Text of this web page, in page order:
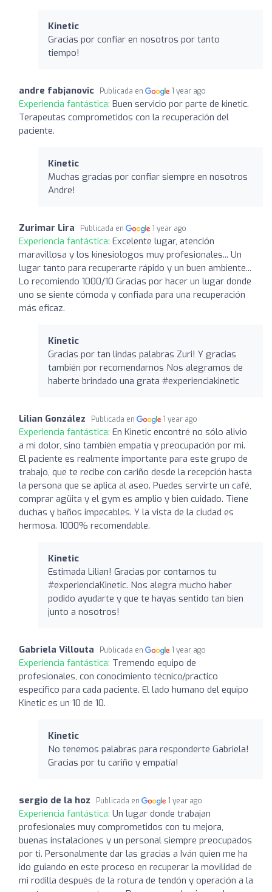
Kinetic
Gracias por confiar en nosotros por tanto
tiempo!
andre fabjanovic Publicada en 1 year ago
Experiencia fantástica: Buen servicio por parte de kinetic.
Terapeutas comprometidos con la recuperación del
paciente.
Kinetic
Muchas gracias por confiar siempre en nosotros
Andre!
Zurimar Lira Publicada en 1 year ago
Experiencia fantástica: Excelente lugar, atención
maravillosa y los kinesiologos muy profesionales... Un
lugar tanto para recuperarte rápido y un buen ambiente...
Lo recomiendo 1000/10 Gracias por hacer un lugar donde
uno se siente cómoda y confiada para una recuperación
más eficaz.
Kinetic
Gracias por tan lindas palabras Zuri! Y gracias
también por recomendarnos Nos alegramos de
haberte brindado una grata #experienciakinetic
Lilian González Publicada en 1 year ago
Experiencia fantástica: En Kinetic encontré no sólo alivio
a mi dolor, sino también empatía y preocupación por mi.
El paciente es realmente importante para este grupo de
trabajo, que te recibe con cariño desde la recepción hasta
la persona que se aplica al aseo. Puedes servirte un café,
comprar agüita y el gym es amplio y bien cuidado. Tiene
duchas y baños impecables. Y la vista de la ciudad es
hermosa. 1000% recomendable.
Kinetic
Estimada Lilian! Gracias por contarnos tu
#experienciaKinetic. Nos alegra mucho haber
podido ayudarte y que te hayas sentido tan bien
junto a nosotros!
Gabriela Villouta Publicada en 1 year ago
Experiencia fantástica: Tremendo equipo de
profesionales, con conocimiento técnico/practico
especifico para cada paciente. El lado humano del equipo
Kinetic es un 10 de 10.
Kinetic
No tenemos palabras para responderte Gabriela!
Gracias por tu cariño y empatía!
sergio de la hoz Publicada en 1 year ago
Experiencia fantástica: Un lugar donde trabajan
profesionales muy comprometidos con tu mejora,
buenas instalaciones y un personal siempre preocupados
por ti. Personalmente dar las gracias a Iván quien me ha
ido guiando en este proceso en recuperar la movilidad de
mi rodilla después de la rotura de tendón y operación a la